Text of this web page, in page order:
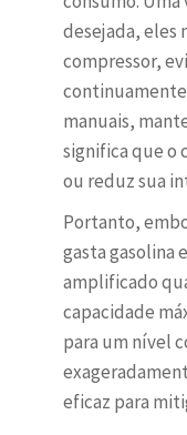
desejada, eles
compressor,
continuamente
manuais,
significa que o
ou reduz sua
Portanto,
gasta gasolina
amplificado
capacidade
para um nível
eficaz para